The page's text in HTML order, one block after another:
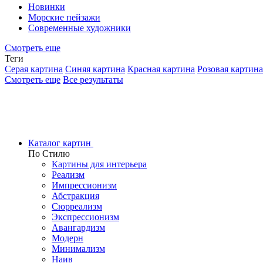
Новинки
Морские пейзажи
Современные художники
Смотреть еще
Теги
Серая картина Синяя картина Красная картина Розовая картина
Смотреть еще Все результаты
Каталог картин
По Стилю
Картины для интерьера
Реализм
Импрессионизм
Абстракция
Сюрреализм
Экспрессионизм
Авангардизм
Модерн
Минимализм
Наив